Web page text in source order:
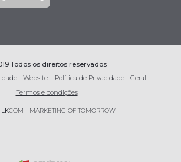
Todos os direitos reservados
- Website
Política de Privacidade - Geral
Termos e condições
LKCOM - MARKETING OF TOMORROW